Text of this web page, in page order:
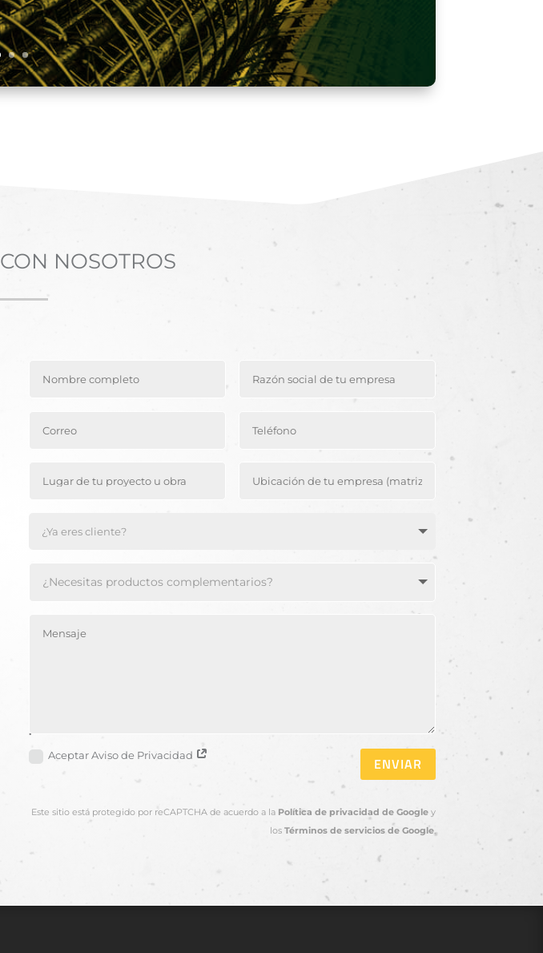
CON NOSOTROS
.
Aceptar Aviso de Privacidad ENVIAR
Este sitio está protegido por reCAPTCHA de acuerdo a la Política de privacidad de Googley
los Términos de servicios de Google.